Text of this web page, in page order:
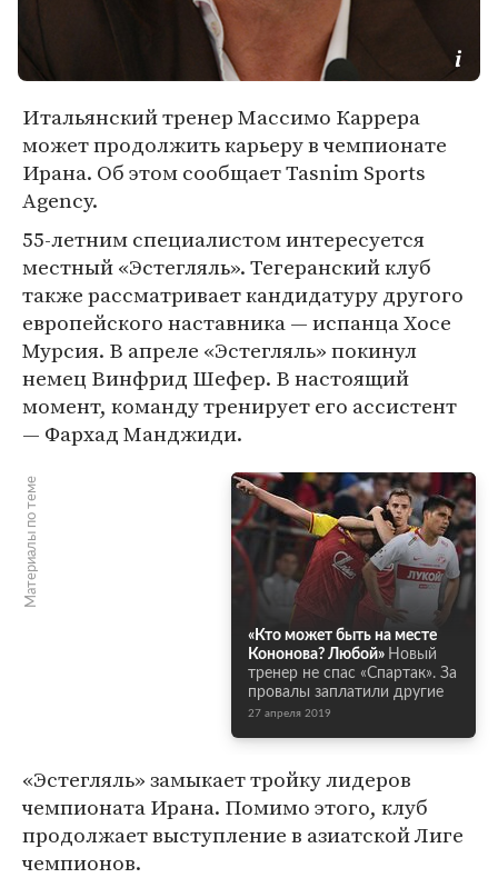
Итальянский тренер Массимо Каррера
может продолжить карьеру в чемпионате
Ирана. Об этом сообщает Tasnim Sports
Agency.
55-летним специалистом интересуется
местный «Эстегляль». Тегеранский клуб
также рассматривает кандидатуру другого
европейского наставника — испанца Хосе
Мурсия. В апреле «Эстегляль» покинул
немец Винфрид Шефер. В настоящий
момент, команду тренирует его ассистент
— Фархад Манджиди.
Материалы по теме
«Кто может быть на месте
Кононова? Любой» Новый
тренер не спас «Спартак». За
провалы заплатили другие
27 апреля 2019
«Эстегляль» замыкает тройку лидеров
чемпионата Ирана. Помимо этого, клуб
продолжает выступление в азиатской Лиге
чемпионов.